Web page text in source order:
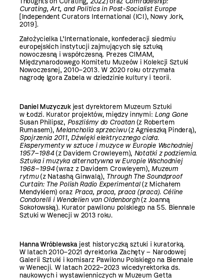
Curating, Art, and Politics in Post-Socialist Europe
[Independent Curators International (ICI), Nowy Jork,
2019].
Założycielka L’Internationale, konfederacji siedmiu
europejskich instytucji zajmujących się sztuką
nowoczesną i współczesną. Prezes CIMAM,
Międzynarodowego Komitetu Muzeów i Kolekcji Sztuki
Nowoczesnej, 2010–2013. W 2020 roku otrzymała
nagrodę Igora Zabela w dziedzinie kultury i teorii.
Daniel Muzyczukjest dyrektorem Muzeum Sztuki
w Łodzi. Kurator projektów, między innymi: Long Gone
Susan Philipsz, Poszliśmy do Croatan(z Robertem
Rumasem), Melancholia sprzeciwu(z Agnieszką Pinderą),
Spojrzenia 2011, Dźwięki elektrycznego ciała.
Eksperymenty w sztuce i muzyce w Europie Wschodniej
1957–1984(z Davidem Crowleyem), Notatki z podziemia.
Sztuka i muzyka alternatywna w Europie Wschodniej
1968–1994(wraz z Davidem Crowleyem), Muzeum
rytmu(z Natashą Ginwalą), Through The Soundproof
Curtain: The Polish Radio Experimental(z Michałem
Mendykiem) oraz Praca, praca, praca (praca). Céline
Condorelli i Wendelien van Oldenborgh(z Joanną
Sokołowską). Kurator pawilonu polskiego na 55. Biennale
Sztuki w Wenecji w 2013 roku.
Hanna Wróblewskajest historyczką sztuki i kuratorką.
W latach 2010–2021 dyrektorka Zachęty – Narodowej
Galerii Sztuki i komisarz Pawilonu Polskiego na Biennale
w Wenecji. W latach 2022–2023 wicedyrektorka ds.
naukowych i wystawienniczych w Muzeum Getta